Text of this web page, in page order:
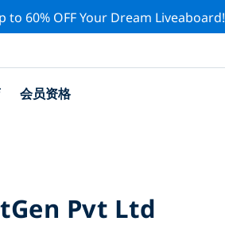
to 60% OFF Your Dream Liveaboard!
会员资格
Pvt Ltd